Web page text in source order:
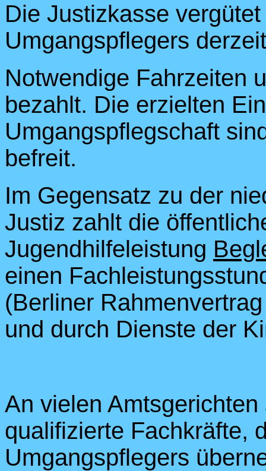
Die Justizkasse
Umgangspflegers
Notwendige Fahrzeiten
bezahlt. Die erzielten
Umgangspflegschaft
befreit.
Im Gegensatz zu der
Justiz zahlt die
Jugendhilfeleistung
einen
(Berliner
und durch Dienste der
An vielen
qualifizierte Fachkräfte,
Umgangspflegers